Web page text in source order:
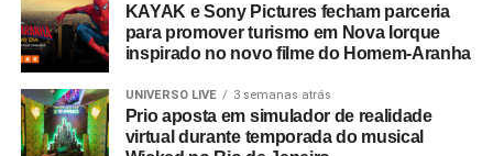
KAYAK e Sony Pictures fecham parceria
para promover turismo em Nova Iorque
inspirado no novo filme do Homem-Aranha
UNIVERSO LIVE 3 semanas atrás
Prio aposta em simulador de realidade
virtual durante temporada do musical